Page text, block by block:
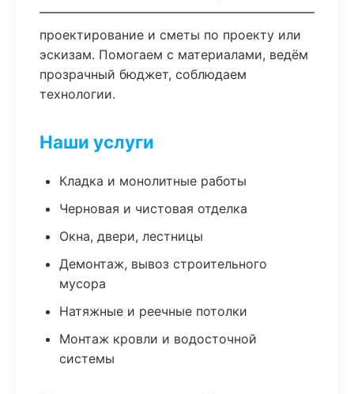
проектирование и сметы по проекту или
эскизам. Помогаем с материалами, ведём
прозрачный бюджет, соблюдаем
технологии.
Наши услуги
Кладка и монолитные работы
Черновая и чистовая отделка
Окна, двери, лестницы
Демонтаж, вывоз строительного
мусора
Натяжные и реечные потолки
Монтаж кровли и водосточной
системы